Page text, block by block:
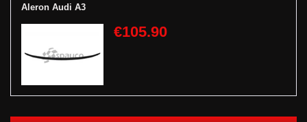
Aleron Audi A3
€105.90